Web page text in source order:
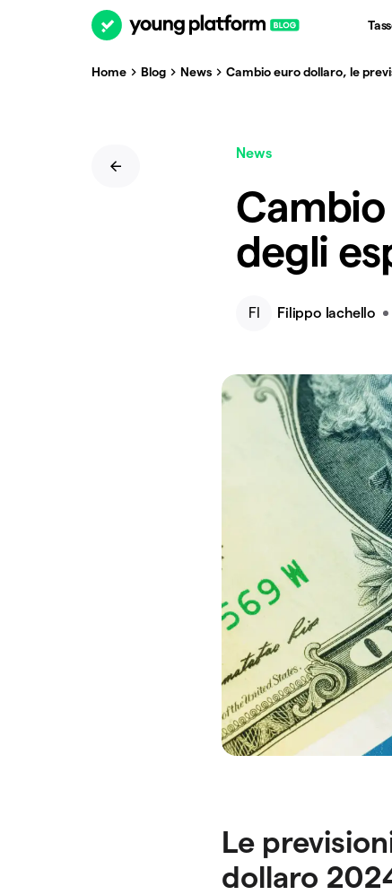
Home Blog News Cambio euro dollaro, le
News
degli
FI Filippo Iachello
Le
dollaro